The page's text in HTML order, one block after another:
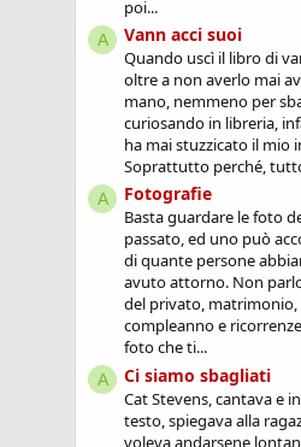
poi...
A Vann acci suoi
Quando uscì il libro di
oltre a non averlo mai
mano, nemmeno per
curiosando in libreria,
ha mai stuzzicato il mio
Soprattutto perché,
A Fotografie
Basta guardare le foto
passato, ed uno può
di quante persone
avuto attorno. Non
del privato, matrimonio,
compleanno e
foto che ti...
A Ci siamo sbagliati
Cat Stevens, cantava e
testo, spiegava alla
voleva andarsene